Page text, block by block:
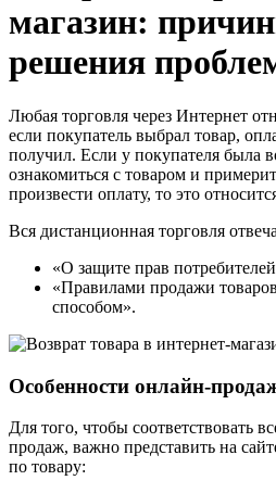
магазин:
решения
Любая торговля через Интернет
если покупатель выбрал товар,
получил. Если у покупателя была
ознакомиться с товаром и
произвести оплату, то это
Вся дистанционная торговля
«О защите прав
«Правилами продажи
способом».
Особенности онлайн-
Для того, чтобы соответствовать
продаж, важно представить на
по товару: